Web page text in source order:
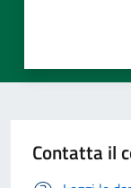
Contatta il